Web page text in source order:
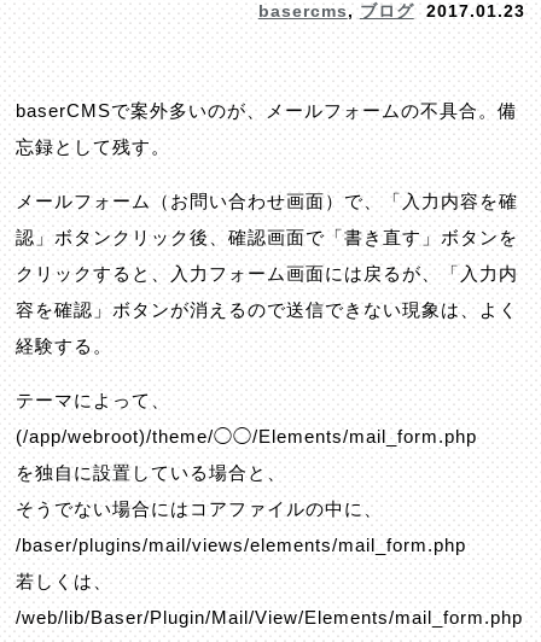
2017.01.23
basercms, ブログ
baserCMSで案外多いのが、メールフォームの不具合。備
忘録として残す。
メールフォーム（お問い合わせ画面）で、「入力内容を確
認」ボタンクリック後、確認画面で「書き直す」ボタンを
クリックすると、入力フォーム画面には戻るが、「入力内
容を確認」ボタンが消えるので送信できない現象は、よく
経験する。
テーマによって、
(/app/webroot)/theme/◯◯/Elements/mail_form.php
を独自に設置している場合と、
そうでない場合にはコアファイルの中に、
/baser/plugins/mail/views/elements/mail_form.php
若しくは、
/web/lib/Baser/Plugin/Mail/View/Elements/mail_form.php